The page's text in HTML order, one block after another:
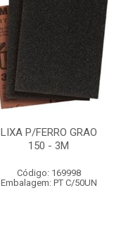
LIXA P/FERRO GRAO
150 - 3M
Código: 169998
Embalagem: PT C/50UN